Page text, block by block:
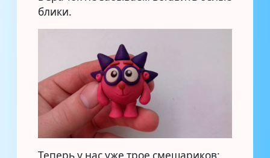
блики.
Теперь у нас уже трое смешариков: